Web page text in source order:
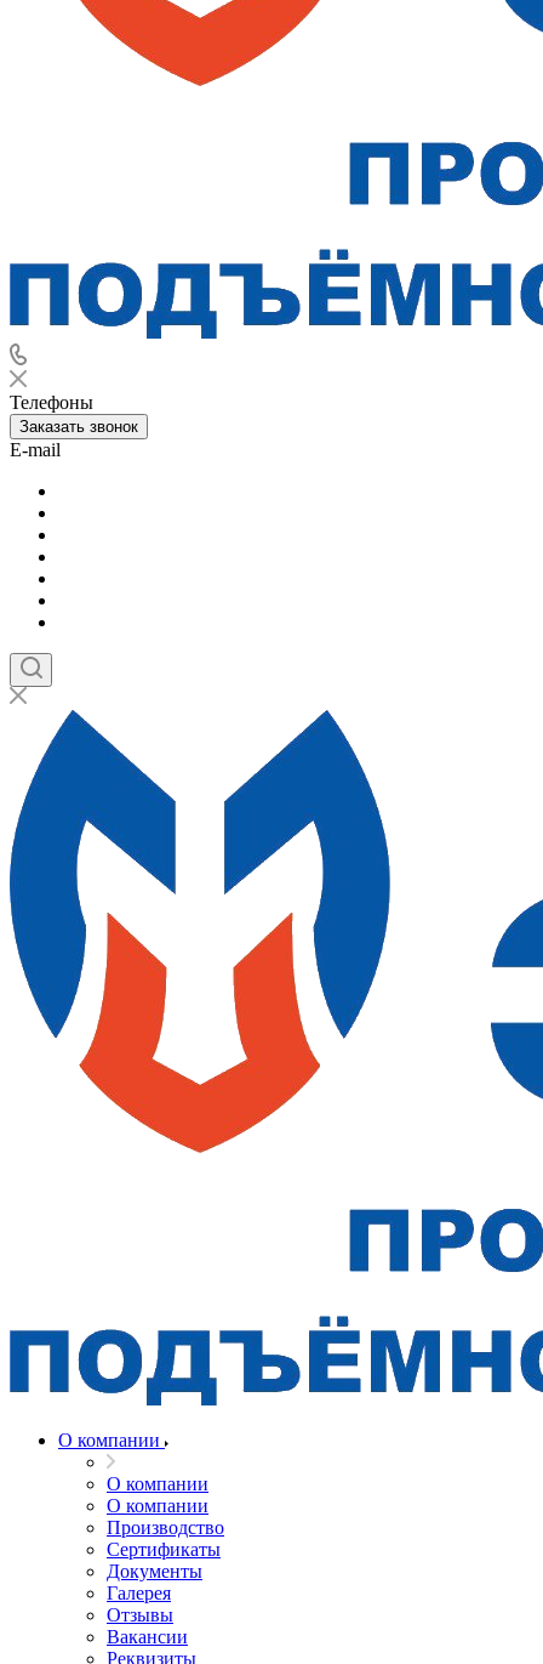
Телефоны
Заказать звонок
E-mail
О компании
О компании
О компании
Производство
Сертификаты
Документы
Галерея
Отзывы
Вакансии
Реквизиты